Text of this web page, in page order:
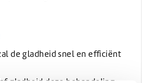
de gladheid snel en efficiënt